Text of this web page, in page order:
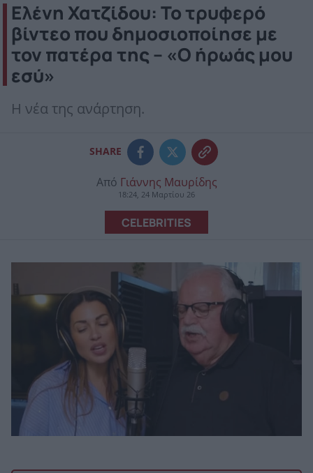
Ελένη Χατζίδου: Το τρυφερό
βίντεο που δημοσιοποίησε με
τον πατέρα της – «Ο ήρωάς μου
εσύ»
Η νέα της ανάρτηση.
SHARE
Από Γιάννης Μαυρίδης
18:24, 24 Μαρτίου 26
CELEBRITIES